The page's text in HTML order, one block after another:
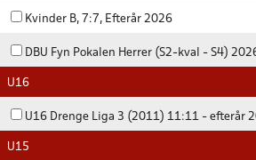
Kvinder B, 7:7, Efterår 2026
DBU Fyn Pokalen Herrer (S2-kval - S4)
U16
U16 Drenge Liga 3 (2011) 11:11 - efterår
U15